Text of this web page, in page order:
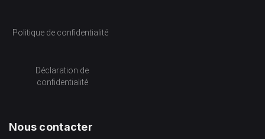
Politique de confidentialité
Déclaration de
confidentialité
Nous contacter